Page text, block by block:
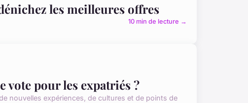
les meilleures offres
10 min de lecture →
vote pour les expatriés ?
nouvelles expériences, de cultures et de points de